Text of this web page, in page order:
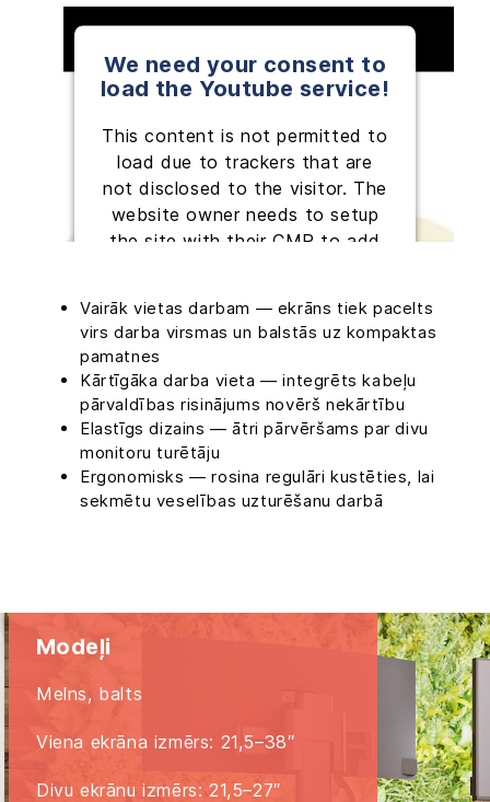
We need your consent to
load the Youtube service!
This content is not permitted to
load due to trackers that are
not disclosed to the visitor. The
website owner needs to setup
the site with their CMP to add
Powered byUsercentrics Consent
Management Platform
Vairāk vietas darbam — ekrāns tiek pacelts
virs darba virsmas un balstās uz kompaktas
pamatnes
Kārtīgāka darba vieta — integrēts kabeļu
pārvaldības risinājums novērš nekārtību
Elastīgs dizains — ātri pārvēršams par divu
monitoru turētāju
Ergonomisks — rosina regulāri kustēties, lai
sekmētu veselības uzturēšanu darbā
Modeļi
Melns, balts
Viena ekrāna izmērs: 21,5–38″
Divu ekrānu izmērs: 21,5–27″